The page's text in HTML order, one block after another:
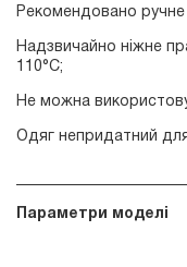
Рекомендовано ручне
Надзвичайно ніжне
110°С;
Не можна
Одяг непридатний
Параметри моделі